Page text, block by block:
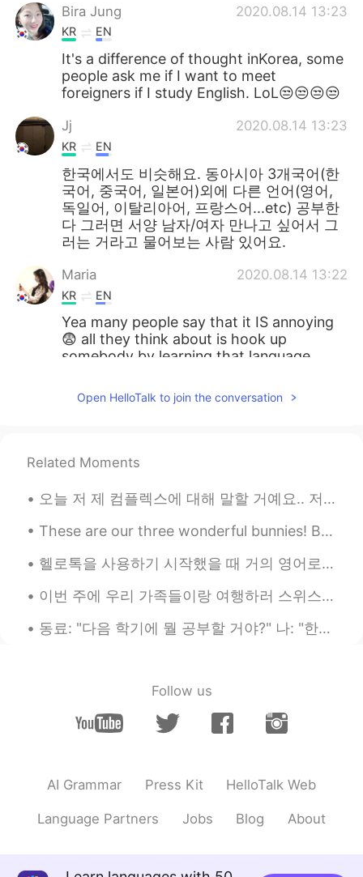
Bira Jung 2020.08.14 13:23
KR EN
It's a difference of thought inKorea, some
people ask me if I want to meet
foreigners if I study English. LoL😒😒😒😒
Jj 2020.08.14 13:23
KR EN
한국에서도 비슷해요. 동아시아 3개국어(한
국어, 중국어, 일본어)외에 다른 언어(영어,
독일어, 이탈리아어, 프랑스어...etc) 공부한
다 그러면 서양 남자/여자 만나고 싶어서 그
러는 거라고 물어보는 사람 있어요.
Maria 2020.08.14 13:22
KR EN
Yea many people say that it IS annoying
😨 all they think about is hook up
somebody by learning that language
kidy 2020.08.14 13:22
한국도 비슷하다면 비슷...
KR EN
한국도 이런거 있어요
Open HelloTalk to join the conversation
Related Moments
오늘 저 제 컴플렉스에 대해 말할 거예요.. 저는무슨 언어로 말하든 말을 더듬어요 평생 이렇게 말 더듬을 것 같아서 너무 싫어요... 한국에 갔을 때 한국어로 말할 때마다 너...
These are our three wonderful bunnies! Because of the warm weather they made a little spot in fro...
헬로톡을 사용하기 시작했을 때 거의 영어로만 얘기를 나눴는데 매일매일 한국어를 연습해서 지금은 한국 친구들이랑 100% 한국어로 다소 편하게 말할 수 있어요 :) 제가 여전...
이번 주에 우리 가족들이랑 여행하러 스위스와 독일에 갔어요! 스위스에 있었을 때 세계에서 가장 가파른 톱니바퀴 길로 갔어요. 정상에세(2100 M) 계곡까지(450 M) 걸어...
동료: "다음 학기에 뭘 공부할 거야?" 나: "한국어학!" 동료: "어... 아시아인이 되고 싶으니..?" 나: "음... 아니? 그냥 네덜란드 사람 되고 싶어?" 동료...
Follow us
AI Grammar Press Kit HelloTalk Web
Language Partners Jobs Blog About